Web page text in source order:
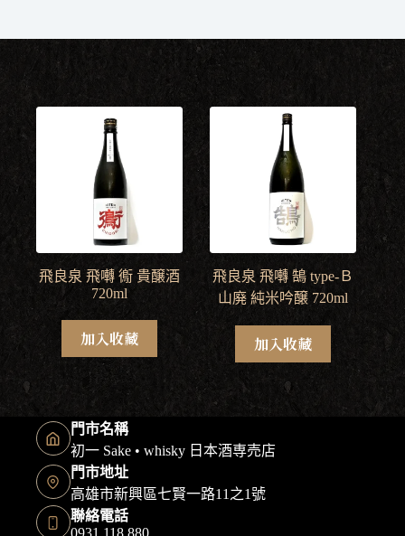
飛良泉 飛囀 鵆 貴醸酒
720ml
加入收藏
飛良泉 飛囀 鵠 type-Ｂ
山廃 純米吟醸 720ml
加入收藏
門市名稱
初一 Sake • whisky 日本酒専売店
門市地址
高雄市新興區七賢一路11之1號
聯絡電話